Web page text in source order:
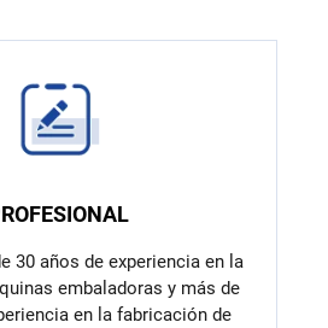
30 años de experiencia en la
embaladoras y más de
en la fabricación de